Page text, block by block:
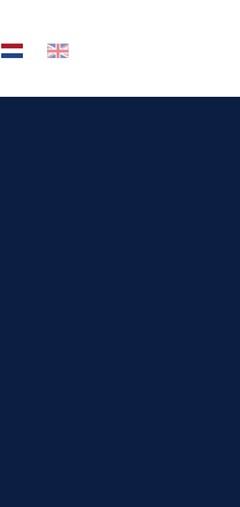
Selecteer de taal